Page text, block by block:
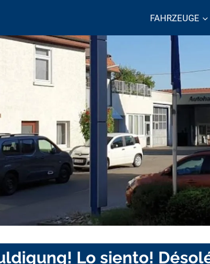
FAHRZEUGE
Lo siento!